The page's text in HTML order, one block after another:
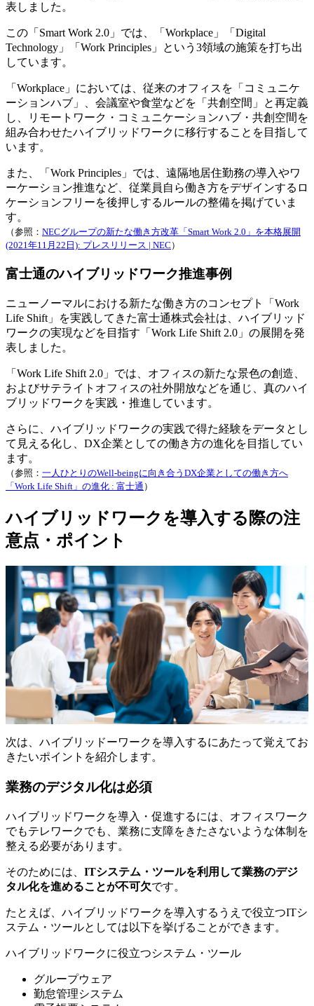
表しました。
この「Smart Work 2.0」では、「Workplace」「Digital
Technology」「Work Principles」という3領域の施策を打ち出
しています。
「Workplace」においては、従来のオフィスを「コミュニケ
ーションハブ」、会議室や食堂などを「共創空間」と再定義
し、リモートワーク・コミュニケーションハブ・共創空間を
組み合わせたハイブリッドワークに移行することを目指して
います。
また、「Work Principles」では、遠隔地居住勤務の導入やワ
ーケーション推進など、従業員自ら働き方をデザインするロ
ケーションフリーを後押しするルールの整備を掲げていま
す。
（参照： NECグループの新たな働き方改革「Smart Work 2.0」を本格展開
(2021年11月22日): プレスリリース | NEC ）
富士通のハイブリッドワーク推進事例
ニューノーマルにおける新たな働き方のコンセプト「Work
Life Shift」を実践してきた富士通株式会社は、ハイブリッド
ワークの実現などを目指す「Work Life Shift 2.0」の展開を発
表しました。
「Work Life Shift 2.0」では、オフィスの新たな景色の創造、
およびサテライトオフィスの社外開放などを通じ、真のハイ
ブリッドワークを実践・推進しています。
さらに、ハイブリッドワークの実践で得た経験をデータとし
て見える化し、DX企業としての働き方の進化を目指してい
ます。
（参照： 一人ひとりのWell-beingに向き合うDX企業としての働き方へ
「Work Life Shift」の進化 : 富士通 ）
ハイブリッドワークを導入する際の注
意点・ポイント
次は、ハイブリッドーワークを導入するにあたって覚えてお
きたいポイントを紹介します。
業務のデジタル化は必須
ハイブリッドワークを導入・促進するには、オフィスワーク
でもテレワークでも、業務に支障をきたさないような体制を
整える必要があります。
そのためには、 ITシステム・ツールを利用して業務のデジ
タル化を進めることが不可欠です。
たとえば、ハイブリッドワークを導入するうえで役立つITシ
ステム・ツールとしては以下を挙げることができます。
ハイブリッドワークに役立つシステム・ツール
グループウェア
勤怠管理システム